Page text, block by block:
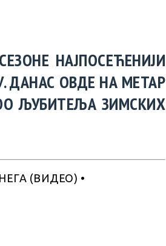
НАЈПОСЕЋЕНИЈИ
ДАНАС ОВДЕ НА МЕТАР
ЉУБИТЕЉА ЗИМСКИХ